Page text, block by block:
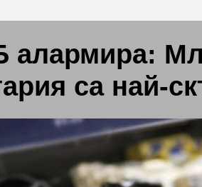
алармира:
са най-